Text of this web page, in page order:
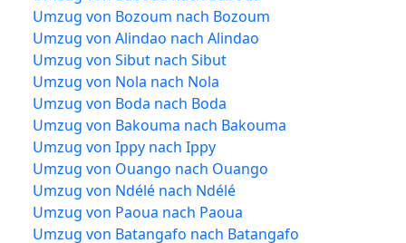
Umzug von Bozoum nach Bozoum
Umzug von Alindao nach Alindao
Umzug von Sibut nach Sibut
Umzug von Nola nach Nola
Umzug von Boda nach Boda
Umzug von Bakouma nach Bakouma
Umzug von Ippy nach Ippy
Umzug von Ouango nach Ouango
Umzug von Ndélé nach Ndélé
Umzug von Paoua nach Paoua
Umzug von Batangafo nach Batangafo